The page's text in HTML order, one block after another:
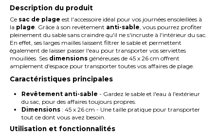
Description du produit
Ce sac de plage est l'accessoire idéal pour vos journées ensoleillées à
la plage. Grâce à son revêtement anti-sable, vous pourrez profiter
pleinement du sable sans craindre qu'il ne s'incruste à l'intérieur du sac.
En effet, ses larges mailles laissent filtrer le sable et permettent
également de laisser passer l'eau pour transporter vos serviettes
mouillées. Ses dimensions généreuses de 45 x 26 cm offrent
amplement d'espace pour transporter toutes vos affaires de plage.
Caractéristiques principales
Revêtement anti-sable - Gardez le sable et l'eau à l'extérieur
du sac, pour des affaires toujours propres.
Dimensions : 45 x 26 cm - Une taille pratique pour transporter
tout ce dont vous avez besoin.
Utilisation et fonctionnalités